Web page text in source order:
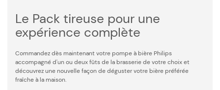
Le Pack tireuse pour une
expérience complète
Commandez dès maintenant votre pompe à bière Philips
accompagné d'un ou deux fûts de la brasserie de votre choix et
découvrez une nouvelle façon de déguster votre bière préférée
fraîche à la maison.